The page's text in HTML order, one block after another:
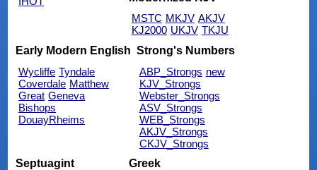
MSTC MKJV AKJV
KJ2000 UKJV TKJU
Early Modern English
Wycliffe Tyndale
Coverdale Matthew
Great Geneva
Bishops
DouayRheims
Strong's Numbers
ABP_Strongs new
KJV_Strongs
Webster_Strongs
ASV_Strongs
WEB_Strongs
AKJV_Strongs
CKJV_Strongs
Septuagint
Greek